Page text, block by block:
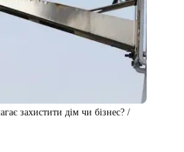
захистити дім чи бізнес? /